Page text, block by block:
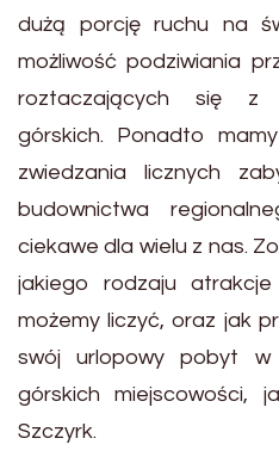
dużą porcję ruchu na
możliwość podziwiania
roztaczających się z
górskich. Ponadto
zwiedzania licznych
budownictwa
ciekawe dla wielu z nas.
jakiego rodzaju
możemy liczyć, oraz jak
swój urlopowy pobyt w
górskich miejscowości,
Szczyrk.